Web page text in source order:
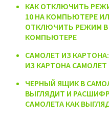
КАК ОТКЛЮЧИТЬ
10 НА КОМПЬЮТЕРЕ
ОТКЛЮЧИТЬ РЕЖИМ В
КОМПЬЮТЕРЕ
САМОЛЕТ ИЗ
ИЗ КАРТОНА САМОЛЕТ
ЧЕРНЫЙ ЯЩИК В
ВЫГЛЯДИТ И
САМОЛЕТА КАК